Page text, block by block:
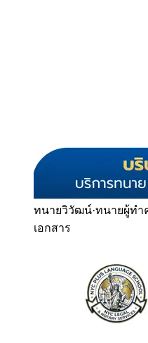
ทนายวิวัฒน์·ทนายผู้ทำ
เอกสาร